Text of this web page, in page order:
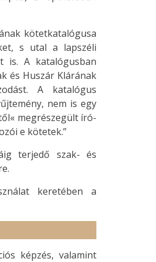
kötetkatalógusa
s utal a lapszéli
is. A katalógusban
és Huszár Klárának
A katalógus
nem is egy
megrészegült író-
e kötetek.”
terjedő szak- és
keretében a
képzés, valamint